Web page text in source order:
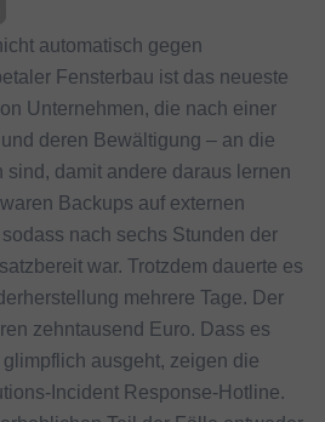
automatisch gegen
Fensterbau ist das neueste
Unternehmen, die nach einer
deren Bewältigung – an die
sind, damit andere daraus lernen
Backups auf externen
nach sechs Stunden der
war. Trotzdem dauerte es
mehrere Tage. Der
zehntausend Euro. Dass es
ausgeht, zeigen die
Incident Response-Hotline.